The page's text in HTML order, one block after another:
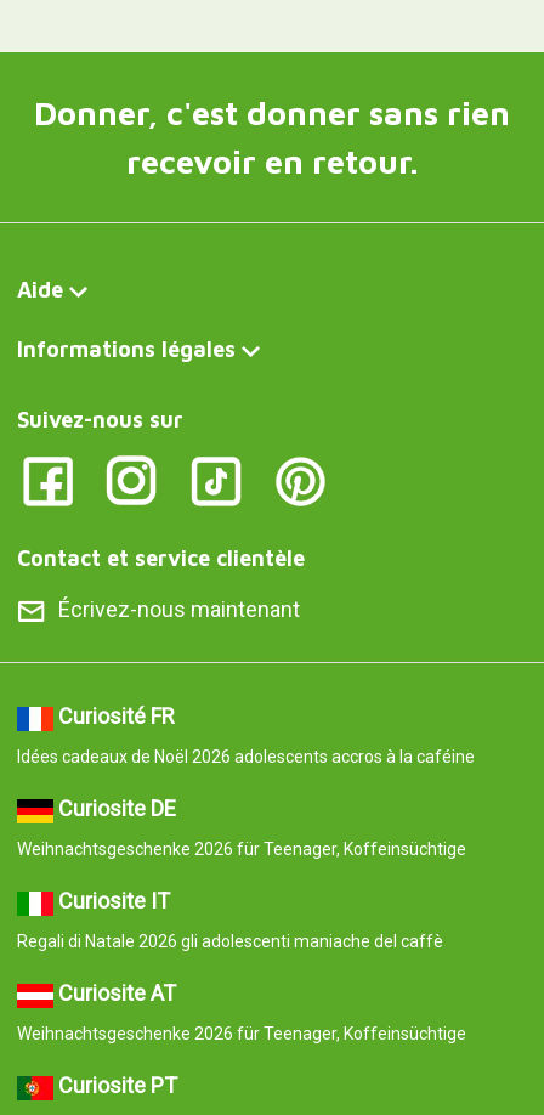
Donner, c'est donner sans rien
recevoir en retour.
Aide
Informations légales
Suivez-nous sur
Contact et service clientèle
Écrivez-nous maintenant
Curiosité FR
Idées cadeaux de Noël 2026 adolescents accros à la caféine
Curiosite DE
Weihnachtsgeschenke 2026 für Teenager, Koffeinsüchtige
Curiosite IT
Regali di Natale 2026 gli adolescenti maniache del caffè
Curiosite AT
Weihnachtsgeschenke 2026 für Teenager, Koffeinsüchtige
Curiosite PT